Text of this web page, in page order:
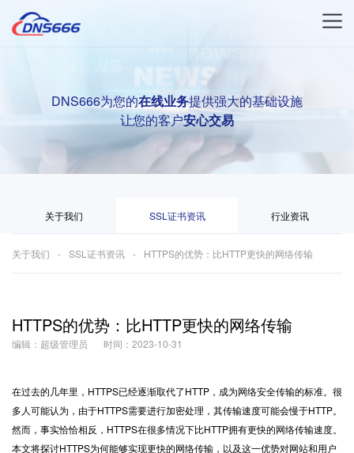
DNS666为您的在线业务提供强大的基础设施
让您的客户安心交易
关于我们 SSL证书资讯 行业资讯
关于我们 SSL证书资讯 HTTPS的优势：比HTTP更快的网络传输
HTTPS的优势：比HTTP更快的网络传输
编辑：超级管理员 时间：2023-10-31
在过去的几年里， HTTPS已经逐渐取代了HTTP，成为网络安全传输的标准。很
多人可能认为，由于HTTPS需要进行加密处理，其传输速度可能会慢于HTTP。
然而，事实恰恰相反，HTTPS在很多情况下比HTTP拥有更快的网络传输速度。
本文将探讨HTTPS为何能够实现更快的网络传输，以及这一优势对网站和用户